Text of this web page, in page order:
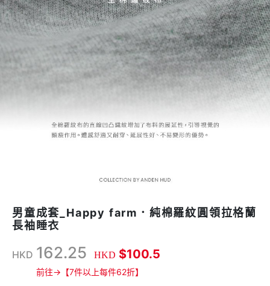
男童成套_Happy farm．純棉羅紋圓領拉格蘭
長袖睡衣
HKD 162.25 HKD $100.5
前往→【7件以上每件62折】